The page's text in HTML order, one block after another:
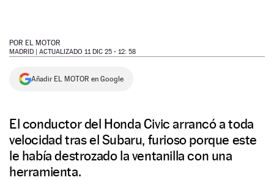
SÍGUENOS
POR EL MOTOR
MADRID | ACTUALIZADO 11 DIC 25 - 12: 58
Añadir EL MOTOR en Google
El conductor del Honda Civic arrancó a toda
velocidad tras el Subaru, furioso porque este
le había destrozado la ventanilla con una
herramienta.